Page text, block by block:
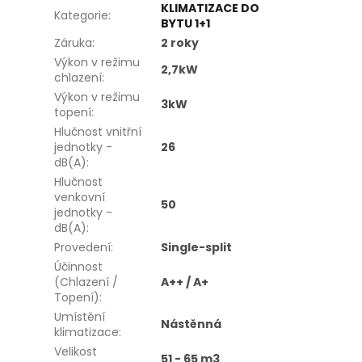
Kategorie:
KLIMATIZACE DO
BYTU 1+1
Záruka:
2 roky
Výkon v režimu
chlazení:
2,7kW
Výkon v režimu
topení:
3kW
Hlučnost vnitřní
jednotky -
dB(A):
26
Hlučnost
venkovní
jednotky -
dB(A):
50
Provedení:
Single-split
Účinnost
(Chlazení /
Topení):
A++ / A+
Umístění
klimatizace:
Nástěnná
Velikost
51 - 65 m3